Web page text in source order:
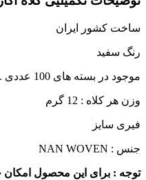
ساخت کشور ایران
رنگ سفید
موجود در بسته های 100 عددی .
وزن هر کلاه : 12 گرم
فیری سایز
جنس : NAN WOVEN
توجه : برای این محصول